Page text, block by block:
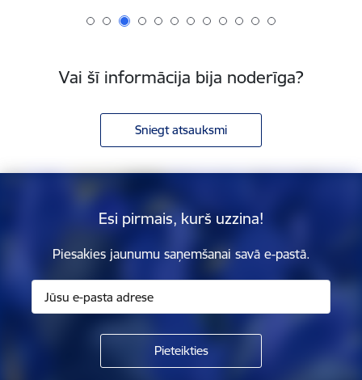
Vai šī informācija bija noderīga?
Sniegt atsauksmi
Esi pirmais, kurš uzzina!
Piesakies jaunumu saņemšanai savā e-pastā.